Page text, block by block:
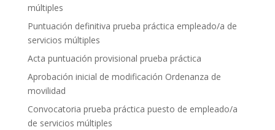
múltiples
Puntuación definitiva prueba práctica empleado/a de
servicios múltiples
Acta puntuación provisional prueba práctica
Aprobación inicial de modificación Ordenanza de
movilidad
Convocatoria prueba práctica puesto de empleado/a
de servicios múltiples